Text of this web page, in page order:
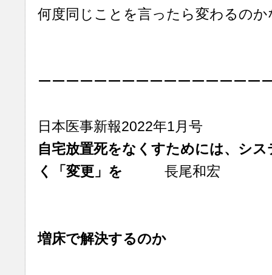
何度同じことを言ったら変わるのか
ーーーーーーーーーーーーーーーー
日本医事新報2022年1月号
自宅放置死をなくすためには、シ
く「変更」を 長尾和宏
増床で解決するのか